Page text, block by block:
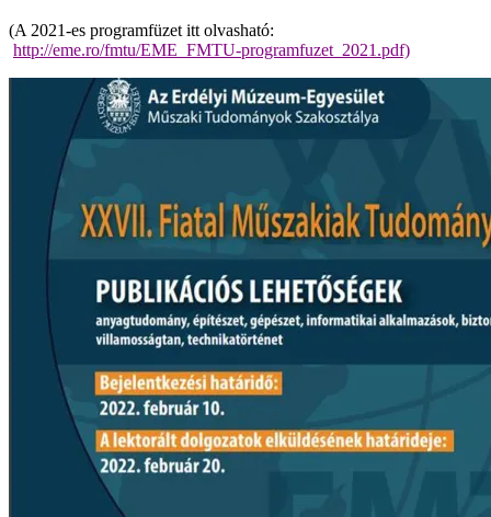
(A 2021-es programfüzet itt olvasható:
http://eme.ro/fmtu/EME_FMTU-programfuzet_2021.pdf)